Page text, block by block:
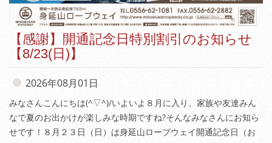
【感謝】開通記念日特別割引のお知らせ
【8/23(日)】
2026年08月01日
みなさんこんにちは(^▽^)/いよいよ８月に入り、家族や友達みん
なで夏のお出かけが楽しみな時期ですね?そんなみなさんにお知ら
せです！８月２３日（日）は身延山ロープウェイ開通記念日（お